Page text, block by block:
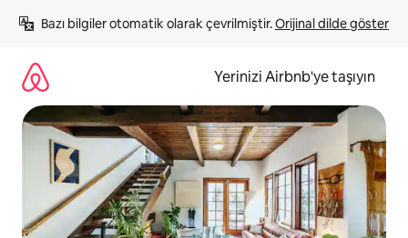
atla
Bazı bilgiler otomatik olarak çevrilmiştir. Orijinal dilde göster
Yerinizi Airbnb'ye taşıyın